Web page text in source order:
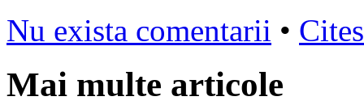
Nu exista comentarii •
Mai multe articole